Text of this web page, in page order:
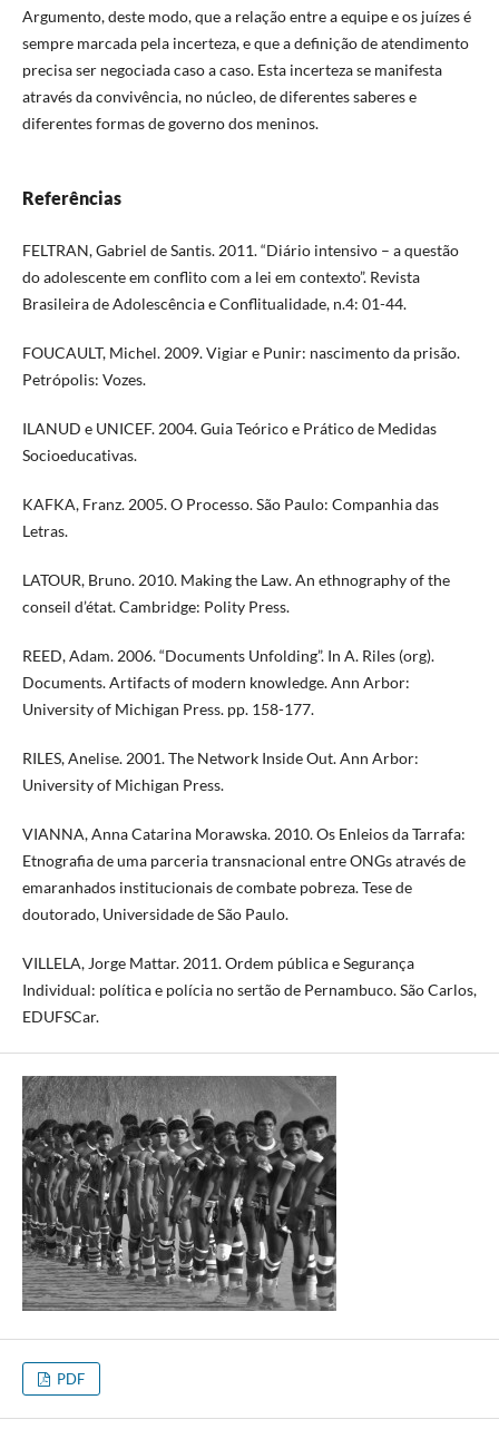
Argumento, deste modo, que a relação entre a equipe e os juízes é
sempre marcada pela incerteza, e que a definição de atendimento
precisa ser negociada caso a caso. Esta incerteza se manifesta
através da convivência, no núcleo, de diferentes saberes e
diferentes formas de governo dos meninos.
Referências
FELTRAN, Gabriel de Santis. 2011. “Diário intensivo – a questão
do adolescente em conflito com a lei em contexto”. Revista
Brasileira de Adolescência e Conflitualidade, n.4: 01-44.
FOUCAULT, Michel. 2009. Vigiar e Punir: nascimento da prisão.
Petrópolis: Vozes.
ILANUD e UNICEF. 2004. Guia Teórico e Prático de Medidas
Socioeducativas.
KAFKA, Franz. 2005. O Processo. São Paulo: Companhia das
Letras.
LATOUR, Bruno. 2010. Making the Law. An ethnography of the
conseil d’état. Cambridge: Polity Press.
REED, Adam. 2006. “Documents Unfolding”. In A. Riles (org).
Documents. Artifacts of modern knowledge. Ann Arbor:
University of Michigan Press. pp. 158-177.
RILES, Anelise. 2001. The Network Inside Out. Ann Arbor:
University of Michigan Press.
VIANNA, Anna Catarina Morawska. 2010. Os Enleios da Tarrafa:
Etnografia de uma parceria transnacional entre ONGs através de
emaranhados institucionais de combate pobreza. Tese de
doutorado, Universidade de São Paulo.
VILLELA, Jorge Mattar. 2011. Ordem pública e Segurança
Individual: política e polícia no sertão de Pernambuco. São Carlos,
EDUFSCar.
PDF